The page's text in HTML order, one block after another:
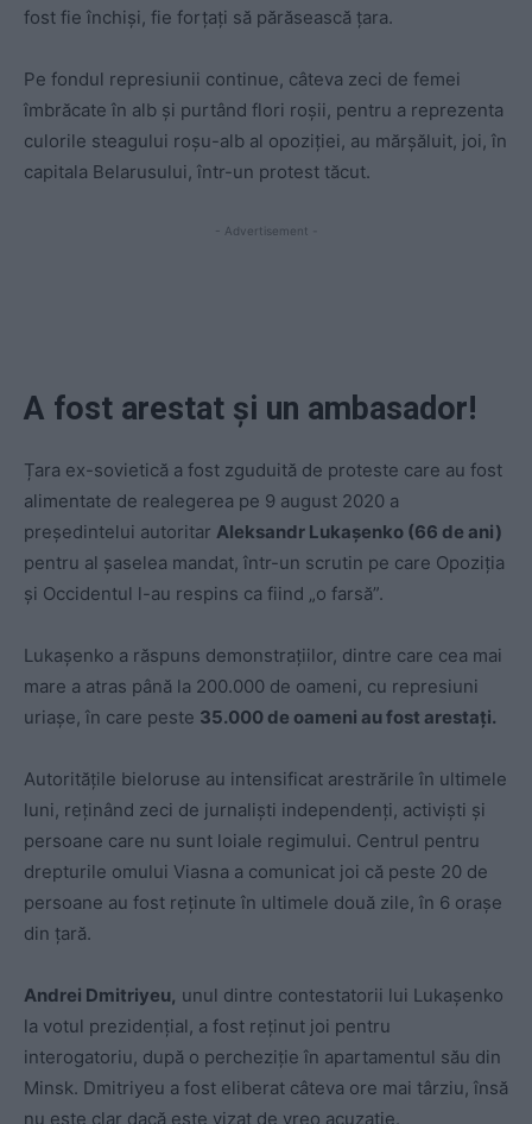
fost fie închiși, fie forțați să părăsească țara.
Pe fondul represiunii continue, câteva zeci de femei
îmbrăcate în alb și purtând flori roșii, pentru a reprezenta
culorile steagului roșu-alb al opoziției, au mărșăluit, joi, în
capitala Belarusului, într-un protest tăcut.
- Advertisement -
A fost arestat și un ambasador!
Țara ex-sovietică a fost zguduită de proteste care au fost
alimentate de realegerea pe 9 august 2020 a
președintelui autoritar Aleksandr Lukașenko (66 de ani)
pentru al șaselea mandat, într-un scrutin pe care Opoziția
și Occidentul l-au respins ca fiind „o farsă”.
Lukașenko a răspuns demonstrațiilor, dintre care cea mai
mare a atras până la 200.000 de oameni, cu represiuni
uriașe, în care peste 35.000 de oameni au fost arestați.
Autoritățile bieloruse au intensificat arestrările în ultimele
luni, reținând zeci de jurnaliști independenți, activiști și
persoane care nu sunt loiale regimului. Centrul pentru
drepturile omului Viasna a comunicat joi că peste 20 de
persoane au fost reținute în ultimele două zile, în 6 orașe
din țară.
Andrei Dmitriyeu, unul dintre contestatorii lui Lukașenko
la votul prezidențial, a fost reținut joi pentru
interogatoriu, după o percheziție în apartamentul său din
Minsk. Dmitriyeu a fost eliberat câteva ore mai târziu, însă
nu este clar dacă este vizat de vreo acuzație.